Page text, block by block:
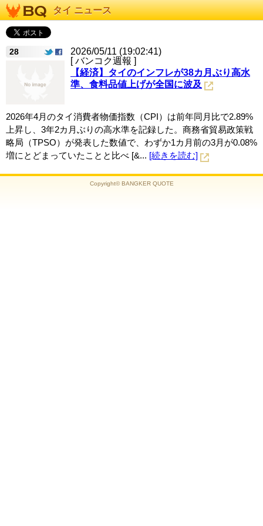
タイ ニュース
28
2026/05/11 (19:02:41)
[ バンコク週報 ]
【経済】タイのインフレが38カ月ぶり高水
準、食料品値上げが全国に波及
2026年4月のタイ消費者物価指数（CPI）は前年同月比で2.89%
上昇し、3年2カ月ぶりの高水準を記録した。商務省貿易政策戦
略局（TPSO）が発表した数値で、わずか1カ月前の3月が0.08%
増にとどまっていたことと比べ [&... [続きを読む]
Copyright© BANGKER QUOTE